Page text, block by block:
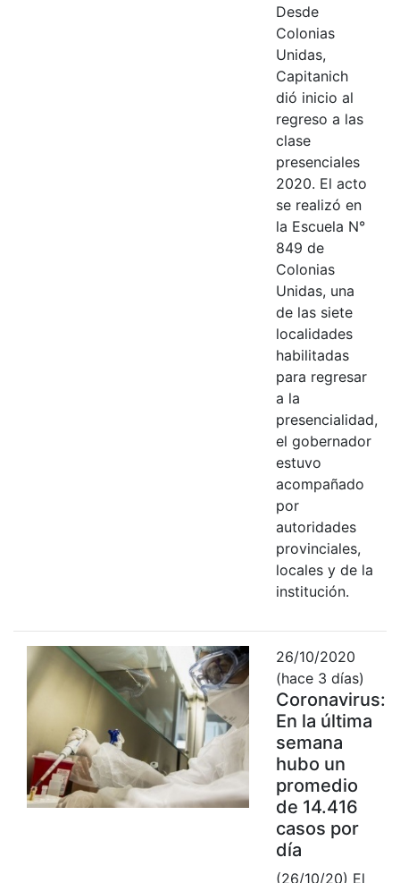
Desde
Colonias
Unidas,
Capitanich
dió inicio al
regreso a las
clase
presenciales
2020. El acto
se realizó en
la Escuela N°
849 de
Colonias
Unidas, una
de las siete
localidades
habilitadas
para regresar
a la
presencialidad,
el gobernador
estuvo
acompañado
por
autoridades
provinciales,
locales y de la
institución.
26/10/2020
(hace 3 días)
Coronavirus:
En la última
semana
hubo un
promedio
de 14.416
casos por
día
(26/10/20) El